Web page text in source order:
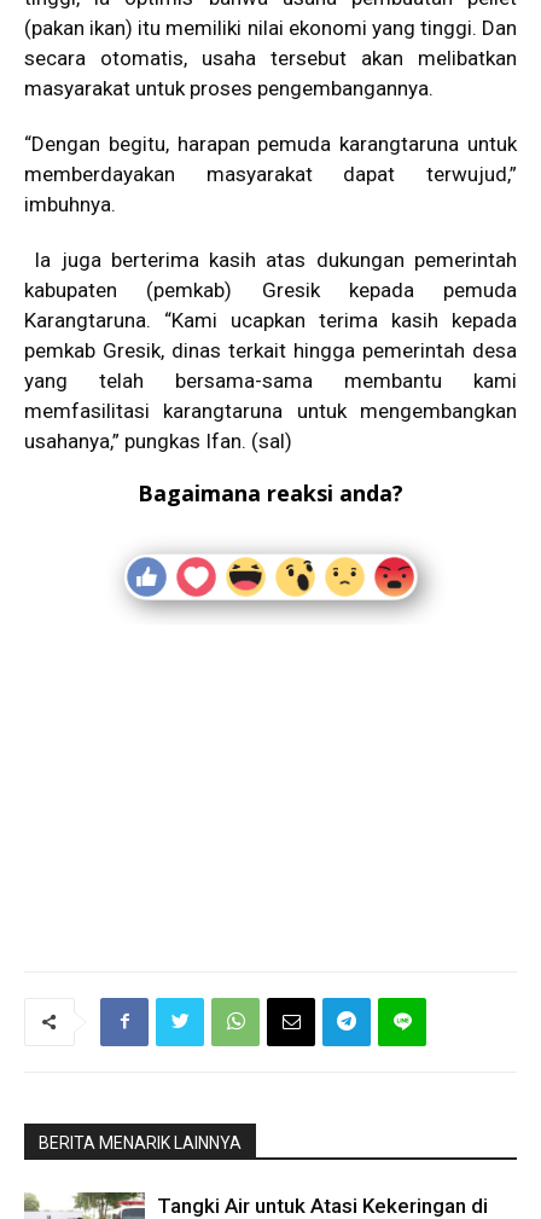
(pakan ikan) itu memiliki nilai ekonomi yang tinggi. Dan
secara otomatis, usaha tersebut akan melibatkan
masyarakat untuk proses pengembangannya.
“Dengan begitu, harapan pemuda karangtaruna untuk
memberdayakan masyarakat dapat terwujud,”
imbuhnya.
Ia juga berterima kasih atas dukungan pemerintah
kabupaten (pemkab) Gresik kepada pemuda
Karangtaruna. “Kami ucapkan terima kasih kepada
pemkab Gresik, dinas terkait hingga pemerintah desa
yang telah bersama-sama membantu kami
memfasilitasi karangtaruna untuk mengembangkan
usahanya,” pungkas Ifan. (sal)
Bagaimana reaksi anda?
BERITA MENARIK LAINNYA
Tangki Air untuk Atasi Kekeringan di